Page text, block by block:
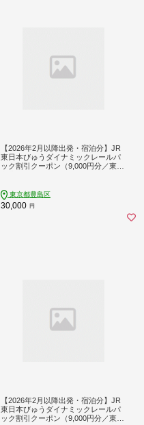
【2026年2月以降出発・宿泊分】JR
東日本びゅうダイナミックレールパ
ック割引クーポン（9,000円分／東京
ト 東京都 豊島区 列車 旅行 トラベル
東京都豊島区
30,000 円
【2026年2月以降出発・宿泊分】JR
東日本びゅうダイナミックレールパ
ック割引クーポン（9,000円分／東京